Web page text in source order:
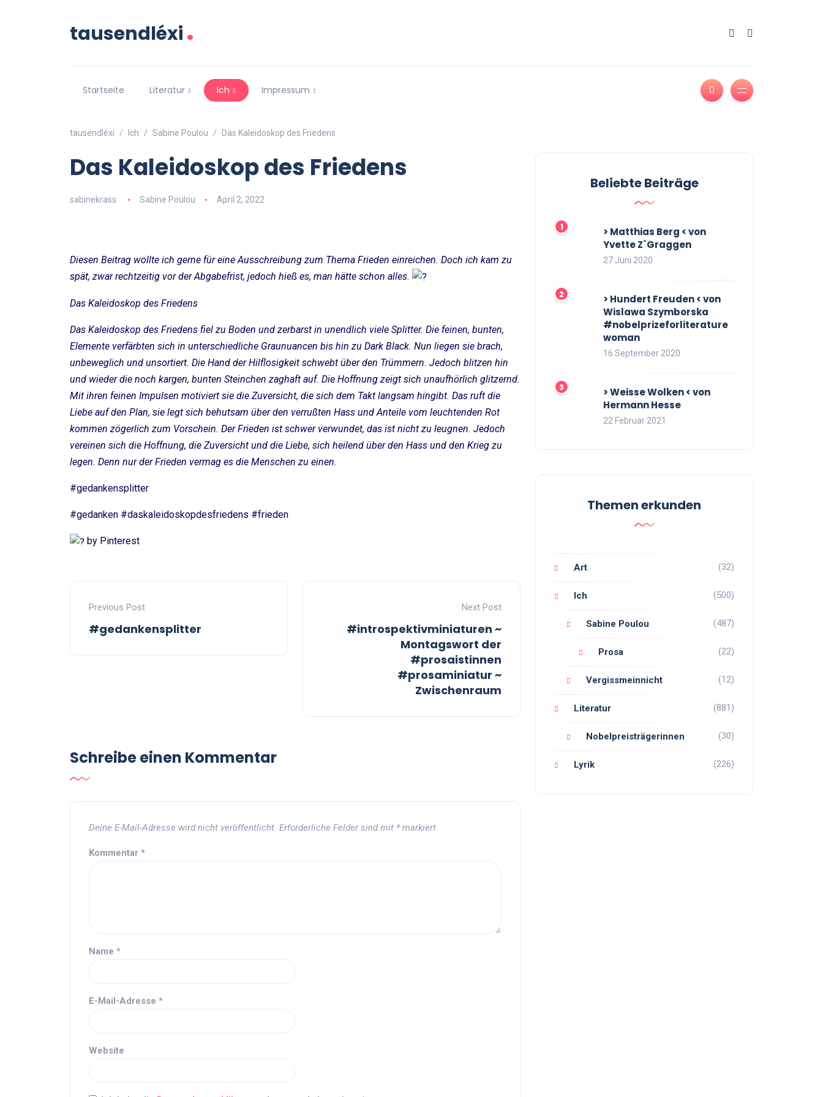
tausendléxi.
Startseite Literatur Ich Impressum
tausendléxi Ich Sabine Poulou Das Kaleidoskop des Friedens
Das Kaleidoskop des Friedens
sabinekrass Sabine Poulou April 2, 2022
Diesen Beitrag wollte ich gerne für eine Ausschreibung zum Thema Frieden einreichen. Doch ich kam zu
spät, zwar rechtzeitig vor der Abgabefrist, jedoch hieß es, man hätte schon alles.
Das Kaleidoskop des Friedens
Das Kaleidoskop des Friedens fiel zu Boden und zerbarst in unendlich viele Splitter. Die feinen, bunten,
Elemente verfärbten sich in unterschiedliche Graunuancen bis hin zu Dark Black. Nun liegen sie brach,
unbeweglich und unsortiert. Die Hand der Hilflosigkeit schwebt über den Trümmern. Jedoch blitzen hin
und wieder die noch kargen, bunten Steinchen zaghaft auf. Die Hoffnung zeigt sich unaufhörlich glitzernd.
Mit ihren feinen Impulsen motiviert sie die Zuversicht, die sich dem Takt langsam hingibt. Das ruft die
Liebe auf den Plan, sie legt sich behutsam über den verrußten Hass und Anteile vom leuchtenden Rot
kommen zögerlich zum Vorschein. Der Frieden ist schwer verwundet, das ist nicht zu leugnen. Jedoch
vereinen sich die Hoffnung, die Zuversicht und die Liebe, sich heilend über den Hass und den Krieg zu
legen. Denn nur der Frieden vermag es die Menschen zu einen.
#gedankensplitter
#gedanken #daskaleidoskopdesfriedens #frieden
by Pinterest
Previous Post
#gedankensplitter
Next Post
#introspektivminiaturen ~
Montagswort der
#prosaistinnen
#prosaminiatur ~
Zwischenraum
Schreibe einen Kommentar
Deine E-Mail-Adresse wird nicht veröffentlicht. Erforderliche Felder sind mit *markiert
Kommentar *
Name *
E-Mail-Adresse *
Website
Beliebte Beiträge
> Matthias Berg < von
Yvette Z`Graggen
27 Juni 2020
> Hundert Freuden < von
Wislawa Szymborska
#nobelprizeforliterature
woman
16 September 2020
> Weisse Wolken < von
Hermann Hesse
22 Februar 2021
Themen erkunden
Art (32)
Ich (500)
Sabine Poulou (487)
Prosa (22)
Vergissmeinnicht (12)
Literatur (881)
Nobelpreisträgerinnen (30)
Lyrik (226)